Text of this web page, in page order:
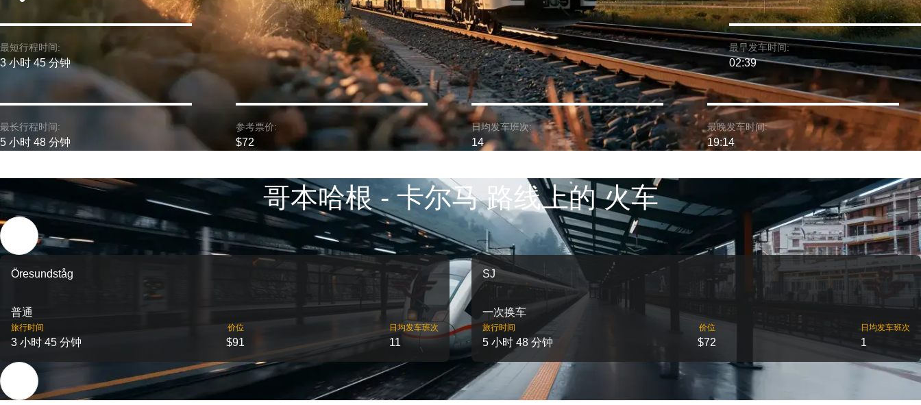
最短行程时间:
3 小时 45 分钟
最早发车时间:
02:39
最长行程时间:
5 小时 48 分钟
参考票价:
$72
日均发车班次:
14
最晚发车时间:
19:14
哥本哈根 - 卡尔马 路线上的 火车
Öresundståg
普通
旅行时间
3 小时 45 分钟
价位
$91
日均发车班次
11
SJ
一次换车
旅行时间
5 小时 48 分钟
价位
$72
日均发车班次
1